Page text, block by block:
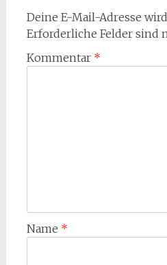
Deine E-Mail-Adresse
Erforderliche Felder sind
Kommentar *
Name *